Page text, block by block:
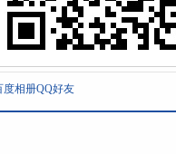
度相册QQ好友